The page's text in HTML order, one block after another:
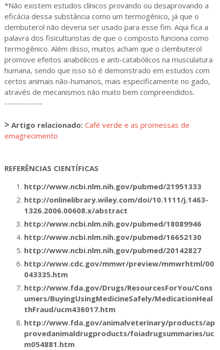
*Não existem estudos clínicos provando ou desaprovando a
eficácia dessa substância como um termogênico, já que o
clembuterol não deveria ser usado para esse fim. Aqui fica a
palavra dos fisiculturistas de que o composto funciona como
termogênico. Além disso, muitos acham que o clembuterol
promove efeitos anabólicos e anti-catabólicos na musculatura
humana, sendo que isso só é demonstrado em estudos com
certos animais não-humanos, mais especificamente no gado,
através de mecanismos não muito bem compreendidos.
-------------
>Artigo relacionado: Café verde e as promessas de
emagrecimento
REFERÊNCIAS CIENTÍFICAS
http://www.ncbi.nlm.nih.gov/pubmed/21951333
http://onlinelibrary.wiley.com/doi/10.1111/j.1463-
1326.2006.00608.x/abstract
http://www.ncbi.nlm.nih.gov/pubmed/18089946
http://www.ncbi.nlm.nih.gov/pubmed/16652130
http://www.ncbi.nlm.nih.gov/pubmed/20142827
http://www.cdc.gov/mmwr/preview/mmwrhtml/00
043335.htm
http://www.fda.gov/Drugs/ResourcesForYou/Cons
umers/BuyingUsingMedicineSafely/MedicationHeal
thFraud/ucm436017.htm
http://www.fda.gov/animalveterinary/products/ap
provedanimaldrugproducts/foiadrugsummaries/uc
m054881.htm